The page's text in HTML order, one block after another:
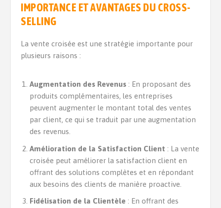
IMPORTANCE ET AVANTAGES DU CROSS-
SELLING
La vente croisée est une stratégie importante pour
plusieurs raisons :
Augmentation des Revenus: En proposant des
produits complémentaires, les entreprises
peuvent augmenter le montant total des ventes
par client, ce qui se traduit par une augmentation
des revenus.
Amélioration de la Satisfaction Client : La vente
croisée peut améliorer la satisfaction client en
offrant des solutions complètes et en répondant
aux besoins des clients de manière proactive.
Fidélisation de la Clientèle : En offrant des